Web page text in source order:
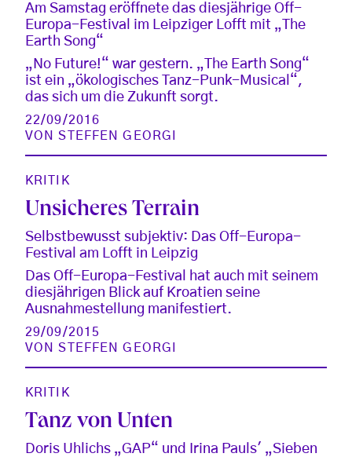
Am Samstag eröffnete das diesjährige Off-
Europa-Festival im Leipziger Lofft mit „The
Earth Song“
„No Future!“ war gestern. „The Earth Song“
ist ein „ökologisches Tanz-Punk-Musical“,
das sich um die Zukunft sorgt.
22/09/2016
VONSTEFFEN GEORGI
KRITIK
Unsicheres Terrain
Selbstbewusst subjektiv: Das Off-Europa-
Festival am Lofft in Leipzig
Das Off-Europa-Festival hat auch mit seinem
diesjährigen Blick auf Kroatien seine
Ausnahmestellung manifestiert.
29/09/2015
VONSTEFFEN GEORGI
KRITIK
Tanz von Unten
Doris Uhlichs „GAP“ und Irina Pauls' „Sieben